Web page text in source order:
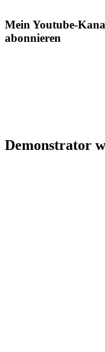
Mein Youtube-
abonnieren
Demonstrator